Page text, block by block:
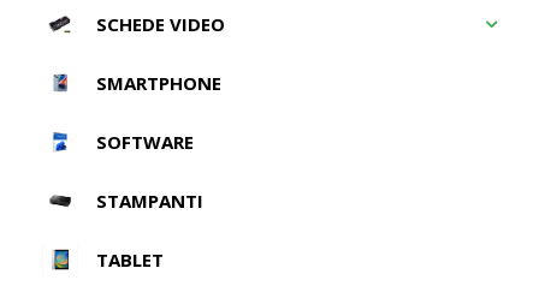
SCHEDE VIDEO
SMARTPHONE
SOFTWARE
STAMPANTI
TABLET